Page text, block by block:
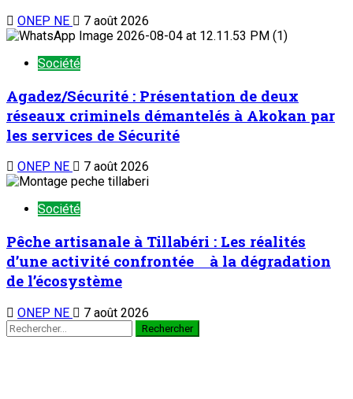
ONEP NE 7 août 2026
Société
Agadez/Sécurité : Présentation de deux
réseaux criminels démantelés à Akokan par
les services de Sécurité
ONEP NE 7 août 2026
Société
Pêche artisanale à Tillabéri : Les réalités
d’une activité confrontée à la dégradation
de l’écosystème
ONEP NE 7 août 2026